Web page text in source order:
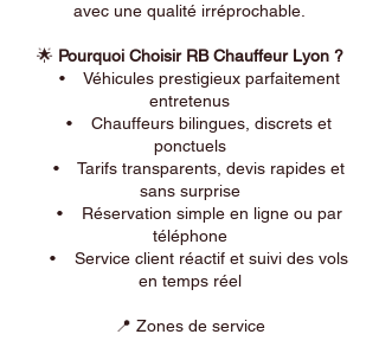
avec une qualité irréprochable.
🌟 Pourquoi Choisir RB Chauffeur Lyon ?
• Véhicules prestigieux parfaitement
entretenus
• Chauffeurs bilingues, discrets et
ponctuels
• Tarifs transparents, devis rapides et
sans surprise
• Réservation simple en ligne ou par
téléphone
• Service client réactif et suivi des vols
en temps réel
📍 Zones de service